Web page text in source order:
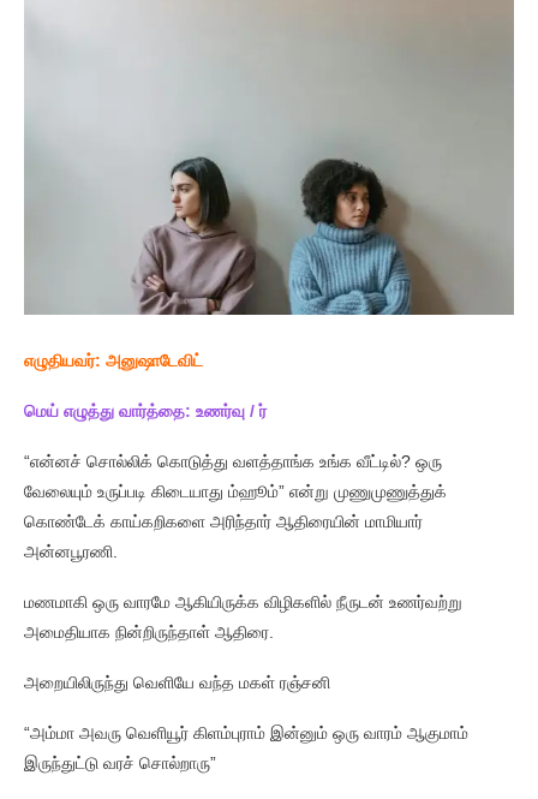
எழுதியவர்: அனுஷாடேவிட்
மெய் எழுத்து வார்த்தை: உணர்வு /ர்
“என்னச் சொல்லிக் கொடுத்து வளத்தாங்க உங்க வீட்டில்? ஒரு
வேலையும் உருப்படி கிடையாது ம்ஹூம்” என்று முணுமுணுத்துக்
கொண்டேக் காய்கறிகளை அரிந்தார் ஆதிரையின் மாமியார்
அன்னபூரணி.
மணமாகி ஒரு வாரமே ஆகியிருக்க விழிகளில் நீருடன் உணர்வற்று
அமைதியாக நின்றிருந்தாள் ஆதிரை.
அறையிலிருந்து வெளியே வந்த மகள் ரஞ்சனி
“அம்மா அவரு வெளியூர் கிளம்புராம் இன்னும் ஒரு வாரம் ஆகுமாம்
இருந்துட்டு வரச் சொல்றாரு”